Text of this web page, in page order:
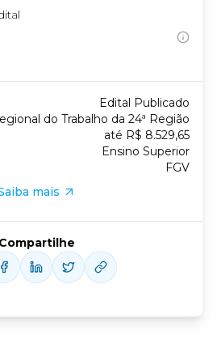
Edital Publicado
do Trabalho da 24ª Região
até R$ 8.529,65
Ensino Superior
FGV
mais
Compartilhe